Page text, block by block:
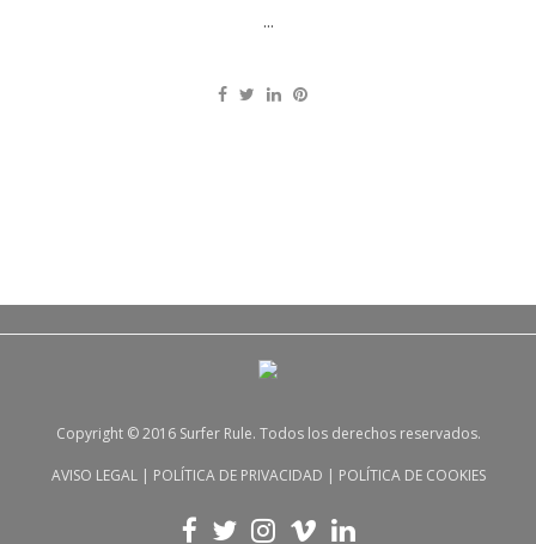
...
Copyright © 2016 Surfer Rule. Todos los derechos reservados.
AVISO LEGAL| POLÍTICA DE PRIVACIDAD | POLÍTICA DE COOKIES